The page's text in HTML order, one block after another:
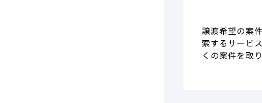
譲渡希望の案
索するサービ
くの案件を取